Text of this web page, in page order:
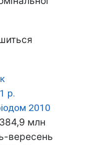
р.
2010
млн
вересень